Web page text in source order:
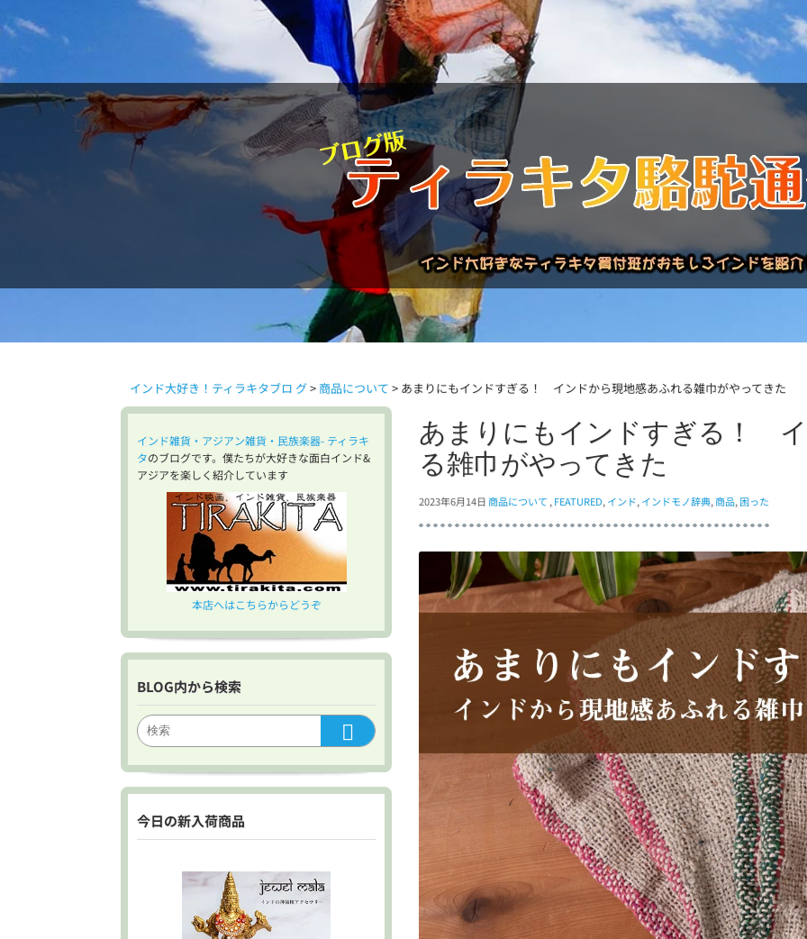
インド大好き！ティラキタブロ グ> 商品について > あまりにもインドすぎる！ インドから現地感あふれる雑巾がやってきた
あまりにもインドすぎる！
る雑巾がやってきた
2023年6月14日商品について , FEATURED, インド, インドモノ辞典,商品, 困った
インド雑貨・アジアン雑貨・民族楽器- ティラキ
タのブログです。僕たちが大好きな面白インド&
アジアを楽しく紹介しています
本店へはこちらからどうぞ
BLOG内から検索
今日の新入荷商品